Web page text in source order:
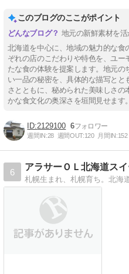
このブログのここがポイント
地元の新鮮素材を
北海道を中心に、地域の魅力的な
ぞれの店のこだわりや特色を、ユ
たな食の体験を提案します。地元
い一品の秘密を、具体的な描写と
さとともに、秘められた美味しさ
かな食文化の奥深さを垣間見せます。
2129100 6
週間IN:28 週間OUT:120 月間IN:152
6
アラサーＯＬ北海道ス